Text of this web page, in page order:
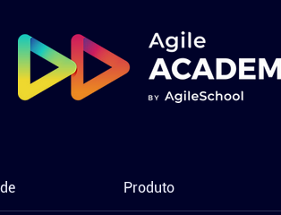
Produto